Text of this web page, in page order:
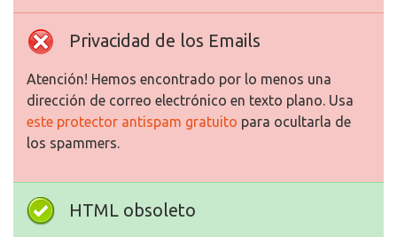
Privacidad de los Emails
Atención! Hemos encontrado por lo menos una
dirección de correo electrónico en texto plano. Usa
este protector antispam gratuito para ocultarla de
los spammers.
HTML obsoleto